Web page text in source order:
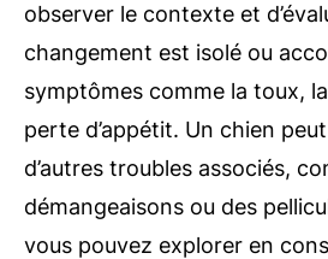
observer le contexte et
changement est isolé ou
symptômes comme la toux,
perte d’appétit. Un chien
d’autres troubles associés,
démangeaisons ou des
vous pouvez explorer en